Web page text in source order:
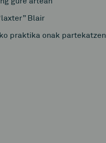
Blair
praktika onak partekatzen